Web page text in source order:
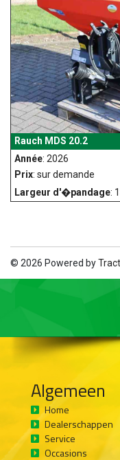
Rauch MDS 20.2
Année: 2026
Prix: sur demande
Largeur d'�pandage:
© 2026 Powered by
Algemeen
Home
Dealerschappen
Service
Occasions